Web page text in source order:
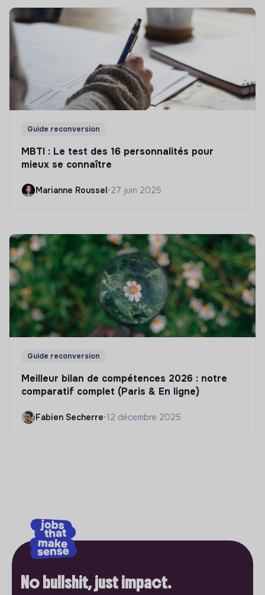
Guide reconversion
MBTI : Le test des 16 personnalités pour
mieux se connaître
Marianne Roussel•27 juin 2025
Guide reconversion
Meilleur bilan de compétences 2026 : notre
comparatif complet (Paris & En ligne)
Fabien Secherre•12 décembre 2025
No bullshit, just impact.